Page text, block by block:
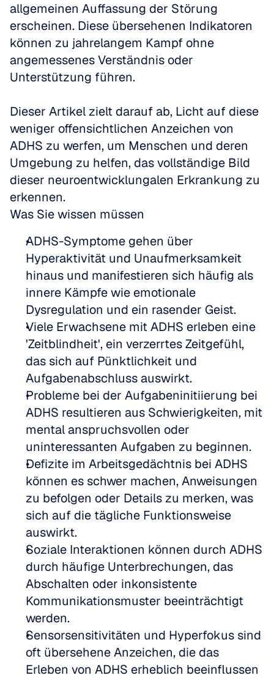
allgemeinen Auffassung der Störung
erscheinen. Diese übersehenen Indikatoren
können zu jahrelangem Kampf ohne
angemessenes Verständnis oder
Unterstützung führen.
Dieser Artikel zielt darauf ab, Licht auf diese
weniger offensichtlichen Anzeichen von
ADHS zu werfen, um Menschen und deren
Umgebung zu helfen, das vollständige Bild
dieser neuroentwicklungalen Erkrankung zu
erkennen.
Was Sie wissen müssen
ADHS-Symptome gehen über
Hyperaktivität und Unaufmerksamkeit
hinaus und manifestieren sich häufig als
innere Kämpfe wie emotionale
Dysregulation und ein rasender Geist.
Viele Erwachsene mit ADHS erleben eine
'Zeitblindheit', ein verzerrtes Zeitgefühl,
das sich auf Pünktlichkeit und
Aufgabenabschluss auswirkt.
Probleme bei der Aufgabeninitiierung bei
ADHS resultieren aus Schwierigkeiten, mit
mental anspruchsvollen oder
uninteressanten Aufgaben zu beginnen.
Defizite im Arbeitsgedächtnis bei ADHS
können es schwer machen, Anweisungen
zu befolgen oder Details zu merken, was
sich auf die tägliche Funktionsweise
auswirkt.
Soziale Interaktionen können durch ADHS
durch häufige Unterbrechungen, das
Abschalten oder inkonsistente
Kommunikationsmuster beeinträchtigt
werden.
Sensorsensitivitäten und Hyperfokus sind
oft übersehene Anzeichen, die das
Erleben von ADHS erheblich beeinflussen